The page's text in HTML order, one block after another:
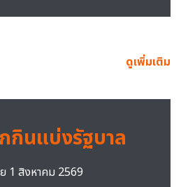
ดูเพิ่มเติม
กินแบ่งรัฐบาล
1 สิงหาคม 2569